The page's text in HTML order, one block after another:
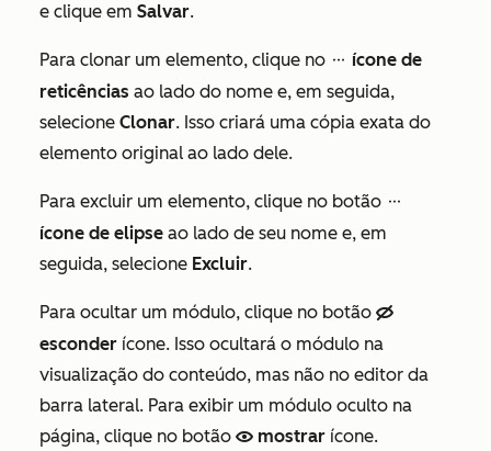
e clique em Salvar.
Para clonar um elemento, clique no ellipses ícone de
reticências ao lado do nome e, em seguida,
selecione Clonar. Isso criará uma cópia exata do
elemento original ao lado dele.
Para excluir um elemento, clique no botão ellipses
ícone de elipse ao lado de seu nome e, em
seguida, selecione Excluir.
Para ocultar um módulo, clique no botão hide
esconder ícone. Isso ocultará o módulo na
visualização do conteúdo, mas não no editor da
barra lateral. Para exibir um módulo oculto na
página, clique no botão view mostrar ícone.